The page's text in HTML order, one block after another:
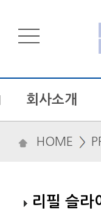
회사소개
HOME
리필 슬라